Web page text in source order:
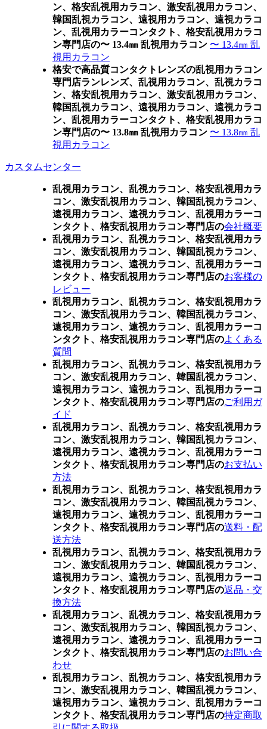
ン、格安乱視用カラコン、激安乱視用カラコン、
韓国乱視カラコン、遠視用カラコン、遠視カラコ
ン、乱視用カラーコンタクト、格安乱視用カラコ
ン専門店の〜 13.4㎜ 乱視用カラコン 〜 13.4㎜ 乱
視用カラコン
格安で高品質コンタクトレンズの乱視用カラコン
専門店ランレンズ、乱視用カラコン、乱視カラコ
ン、格安乱視用カラコン、激安乱視用カラコン、
韓国乱視カラコン、遠視用カラコン、遠視カラコ
ン、乱視用カラーコンタクト、格安乱視用カラコ
ン専門店の〜 13.8㎜ 乱視用カラコン 〜 13.8㎜ 乱
視用カラコン
カスタムセンター
乱視用カラコン、乱視カラコン、格安乱視用カラ
コン、激安乱視用カラコン、韓国乱視カラコン、
遠視用カラコン、遠視カラコン、乱視用カラーコ
ンタクト、格安乱視用カラコン専門店の会社概要
乱視用カラコン、乱視カラコン、格安乱視用カラ
コン、激安乱視用カラコン、韓国乱視カラコン、
遠視用カラコン、遠視カラコン、乱視用カラーコ
ンタクト、格安乱視用カラコン専門店のお客様の
レビュー
乱視用カラコン、乱視カラコン、格安乱視用カラ
コン、激安乱視用カラコン、韓国乱視カラコン、
遠視用カラコン、遠視カラコン、乱視用カラーコ
ンタクト、格安乱視用カラコン専門店のよくある
質問
乱視用カラコン、乱視カラコン、格安乱視用カラ
コン、激安乱視用カラコン、韓国乱視カラコン、
遠視用カラコン、遠視カラコン、乱視用カラーコ
ンタクト、格安乱視用カラコン専門店のご利用ガ
イド
乱視用カラコン、乱視カラコン、格安乱視用カラ
コン、激安乱視用カラコン、韓国乱視カラコン、
遠視用カラコン、遠視カラコン、乱視用カラーコ
ンタクト、格安乱視用カラコン専門店のお支払い
方法
乱視用カラコン、乱視カラコン、格安乱視用カラ
コン、激安乱視用カラコン、韓国乱視カラコン、
遠視用カラコン、遠視カラコン、乱視用カラーコ
ンタクト、格安乱視用カラコン専門店の送料・配
送方法
乱視用カラコン、乱視カラコン、格安乱視用カラ
コン、激安乱視用カラコン、韓国乱視カラコン、
遠視用カラコン、遠視カラコン、乱視用カラーコ
ンタクト、格安乱視用カラコン専門店の返品・交
換方法
乱視用カラコン、乱視カラコン、格安乱視用カラ
コン、激安乱視用カラコン、韓国乱視カラコン、
遠視用カラコン、遠視カラコン、乱視用カラーコ
ンタクト、格安乱視用カラコン専門店のお問い合
わせ
乱視用カラコン、乱視カラコン、格安乱視用カラ
コン、激安乱視用カラコン、韓国乱視カラコン、
遠視用カラコン、遠視カラコン、乱視用カラーコ
ンタクト、格安乱視用カラコン専門店の特定商取